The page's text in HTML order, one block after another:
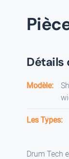
Modèle:
Les Types:
Drum Tech